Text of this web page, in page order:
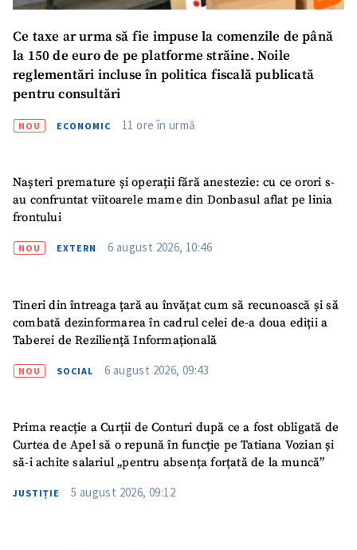
Ce taxe ar urma să fie impuse la comenzile de până
la 150 de euro de pe platforme străine. Noile
reglementări incluse în politica fiscală publicată
pentru consultări
NOU ECONOMIC 11 ore în urmă
Nașteri premature și operații fără anestezie: cu ce orori s-
au confruntat viitoarele mame din Donbasul aflat pe linia
frontului
NOU EXTERN 6 august 2026, 10:46
Tineri din întreaga țară au învățat cum să recunoască și să
combată dezinformarea în cadrul celei de-a doua ediții a
Taberei de Reziliență Informațională
NOU SOCIAL 6 august 2026, 09:43
Prima reacție a Curții de Conturi după ce a fost obligată de
Curtea de Apel să o repună în funcție pe Tatiana Vozian și
să-i achite salariul „pentru absența forțată de la muncă”
JUSTIȚIE 5 august 2026, 09:12
Nume+ Numele meu
Email
Am citit și sunt de
acord cupolitica de
TRIMITE ȘTIREA